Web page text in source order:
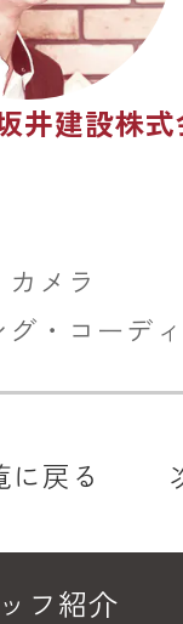
井建設株
メラ
・コーデ
に戻る
フ紹介